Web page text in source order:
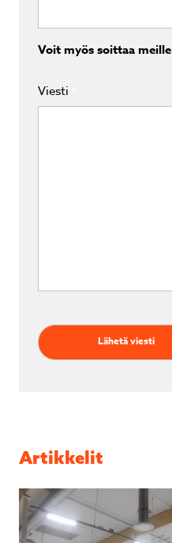
Voit myös soittaa meille
Viesti
Artikkelit